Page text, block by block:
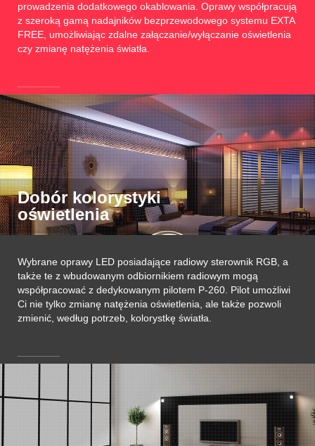
prowadzenia dodatkowego okablowania. Oprawy współpracują
z szeroką gamą nadajników bezprzewodowego systemu EXTA
FREE, umożliwiając zdalne załączanie/wyłączanie oświetlenia
czy zmianę natężenia światła.
Dobór kolorystyki
oświetlenia
Wybrane oprawy LED posiadające radiowy sterownik RGB, a
także te z wbudowanym odbiornikiem radiowym mogą
współpracować z dedykowanym pilotem P-260. Pilot umożliwi
Ci nie tylko zmianę natężenia oświetlenia, ale także pozwoli
zmienić, według potrzeb, kolorystkę światła.